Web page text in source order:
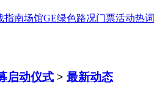
指南场馆GE绿色路况门票活动热词
启动仪式 > 最新动态